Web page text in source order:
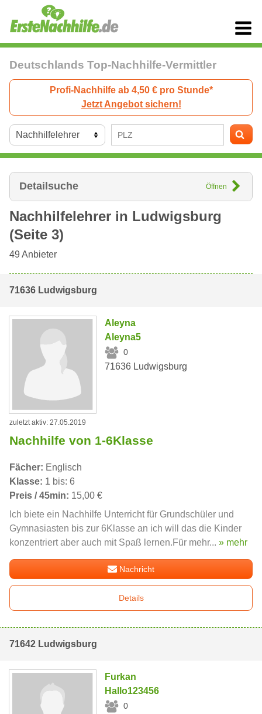
Deutschlands Top-Nachhilfe-Vermittler
Profi-Nachhilfe ab 4,50 € pro Stunde*
Jetzt Angebot sichern!
Detailsuche Öffnen
Nachhilfelehrer in Ludwigsburg
(Seite 3)
49 Anbieter
71636 Ludwigsburg
Aleyna
Aleyna5
0
71636 Ludwigsburg
zuletzt aktiv: 27.05.2019
Nachhilfe von 1-6Klasse
Fächer: Englisch
Klasse: 1 bis: 6
Preis / 45min: 15,00 €
Ich biete ein Nachhilfe Unterricht für Grundschüler und
Gymnasiasten bis zur 6Klasse an ich will das die Kinder
konzentriert aber auch mit Spaß lernen.Für mehr... » mehr
Nachricht
Details
71642 Ludwigsburg
Furkan
Hallo123456
0